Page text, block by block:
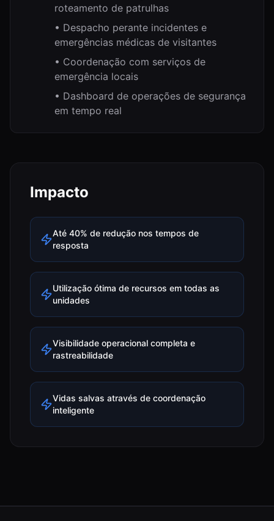
roteamento de patrulhas
• Despacho perante incidentes e
emergências médicas de visitantes
• Coordenação com serviços de
emergência locais
• Dashboard de operações de segurança
em tempo real
Impacto
Até 40% de redução nos tempos de
resposta
Utilização ótima de recursos em todas as
unidades
Visibilidade operacional completa e
rastreabilidade
Vidas salvas através de coordenação
inteligente